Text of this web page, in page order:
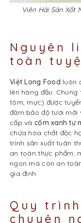
Viên Hải Sản Xốt
Nguyên
toàn
Việt Long Food luôn
lên hàng đầu. Chúng
tôm, mực) được
đảm bảo độ tươi mới
cấp và cốm xanh tự
chứa hóa chất độc
trình sản xuất tuân
an toàn thực phẩm,
ngon mà còn an
gia đình.
Quy
chuyên